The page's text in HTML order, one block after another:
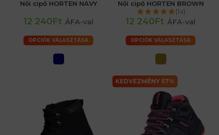
Női cipő HORTEN NAVY
12 240Ft ÁFA-val
OPCIÓK VÁLASZTÁSA
Női cipő HORTEN BROWN
(1x)
12 240Ft ÁFA-val
OPCIÓK VÁLASZTÁSA
KEDVEZMÉNY 57%